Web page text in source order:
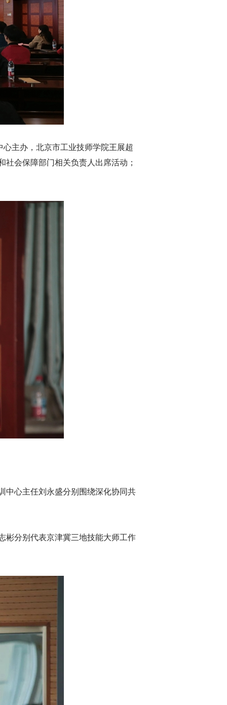
主办，北京市工业技师学院王展超
会保障部门相关负责人出席活动；
中心主任刘永盛分别围绕深化协同共
彬分别代表京津冀三地技能大师工作